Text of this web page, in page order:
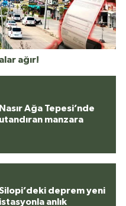
ağır!
Nasır Ağa Tepesi’nde
utandıran manzara
deprem yeni
istasyonla anlık